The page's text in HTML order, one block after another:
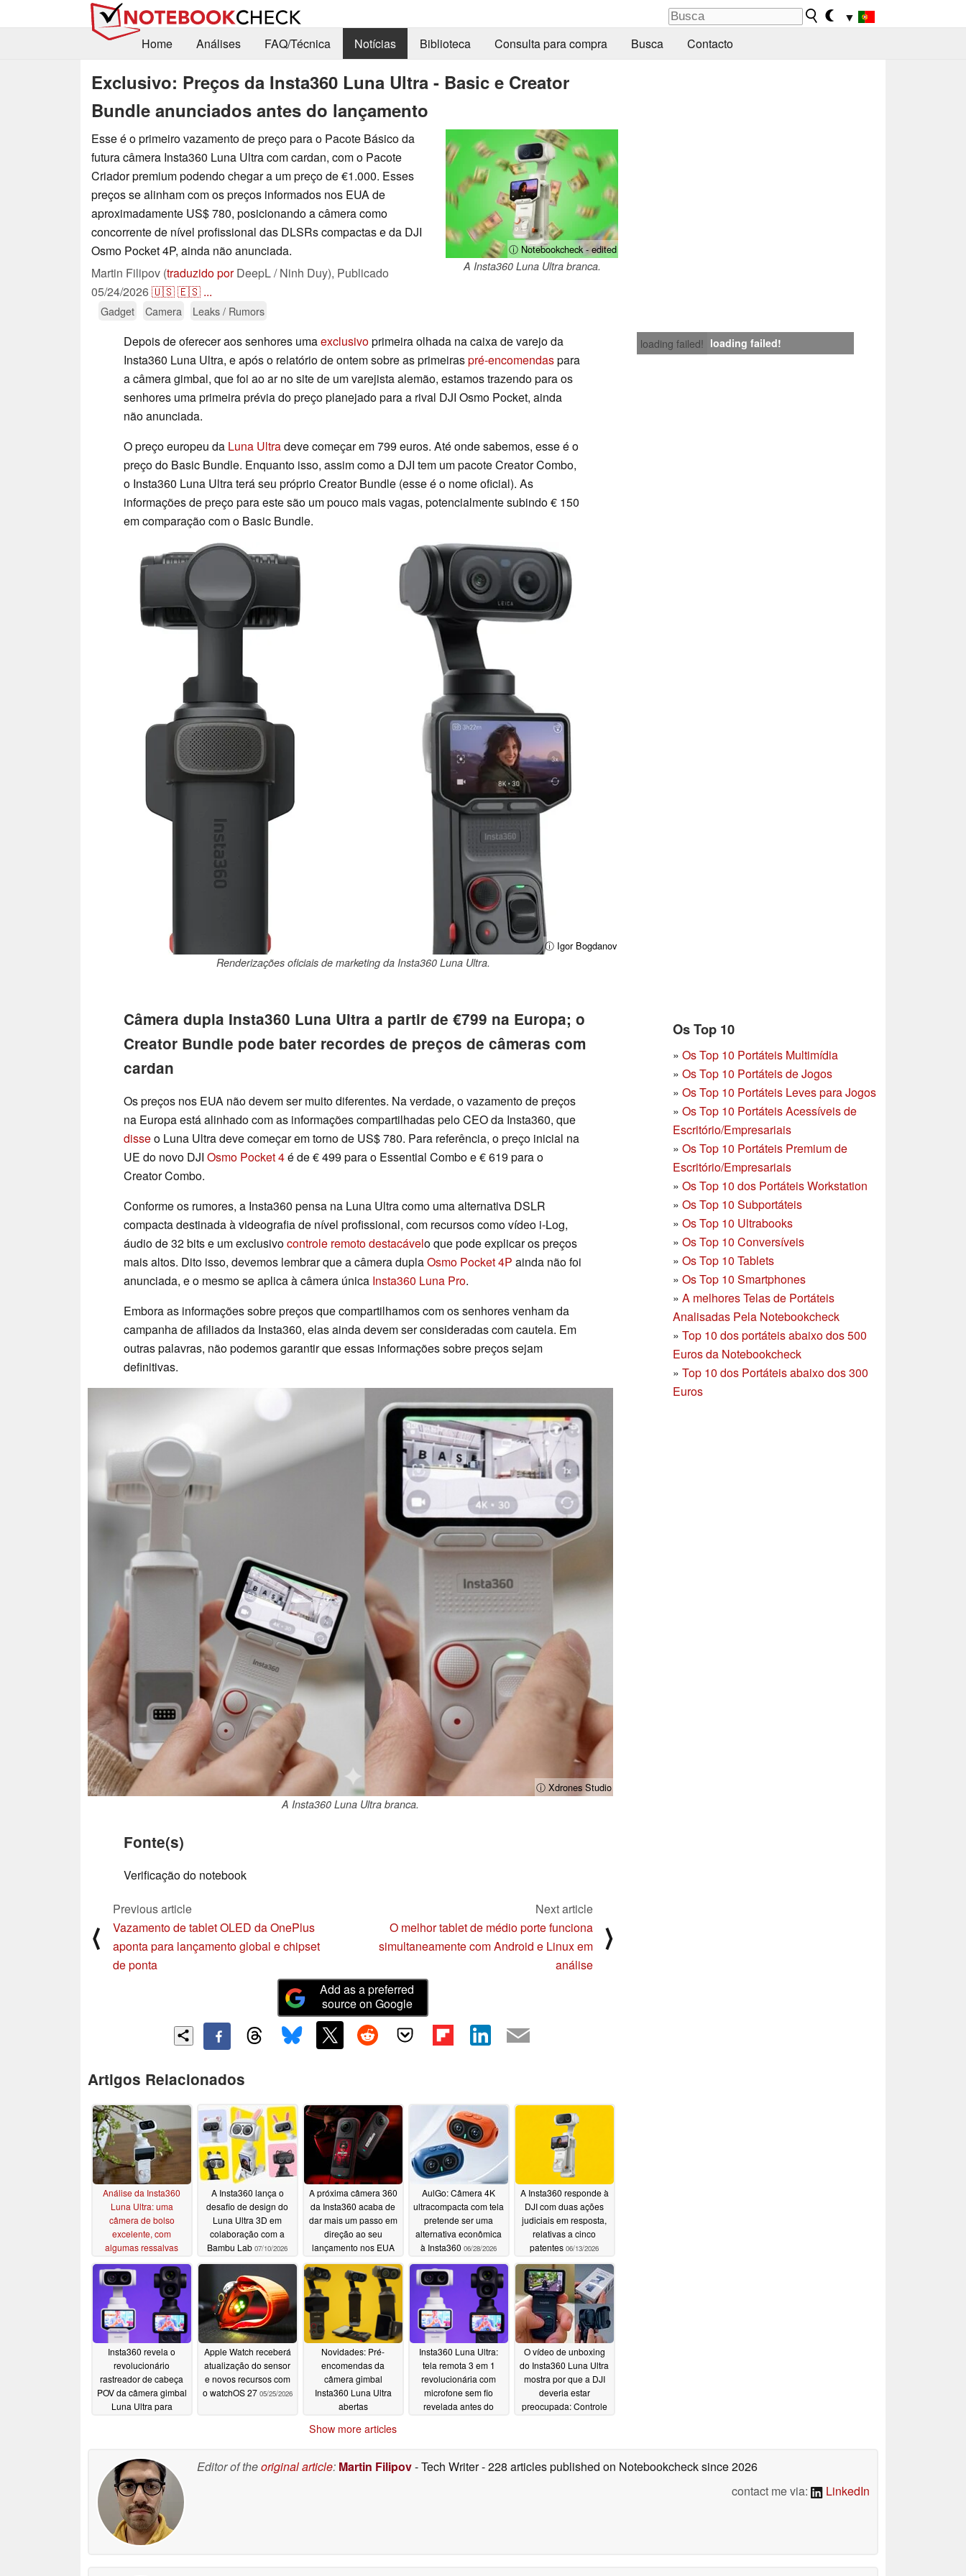
▼
Home
Análises FAQ/Técnica Notícias Biblioteca Consulta para compra Busca Contacto
Exclusivo: Preços da Insta360 Luna Ultra - Basic e Creator
Bundle anunciados antes do lançamento
ⓘ Notebookcheck - edited
A Insta360 Luna Ultra branca.
Esse é o primeiro vazamento de preço para o Pacote Básico da
futura câmera Insta360 Luna Ultra com cardan, com o Pacote
Criador premium podendo chegar a um preço de €1.000. Esses
preços se alinham com os preços informados nos EUA de
aproximadamente US$ 780, posicionando a câmera como
concorrente de nível profissional das DLSRs compactas e da DJI
Osmo Pocket 4P, ainda não anunciada.
Martin Filipov (traduzido porDeepL / Ninh Duy), Publicado
05/24/2026🇺🇸🇪🇸 ...
Gadget Camera Leaks / Rumors
loading failed! loading failed!
Depois de oferecer aos senhores umaexclusivoprimeira olhada na caixa de varejo da
Insta360 Luna Ultra, e após o relatório de ontem sobre as primeiraspré-encomendaspara
a câmera gimbal, que foi ao ar no site de um varejista alemão, estamos trazendo para os
senhores uma primeira prévia do preço planejado para a rival DJI Osmo Pocket, ainda
não anunciada.
O preço europeu da Luna Ultradeve começar em 799 euros. Até onde sabemos, esse é o
preço do Basic Bundle. Enquanto isso, assim como a DJI tem um pacote Creator Combo,
o Insta360 Luna Ultra terá seu próprio Creator Bundle (esse é o nome oficial). As
informações de preço para este são um pouco mais vagas, potencialmente subindo € 150
em comparação com o Basic Bundle.
ⓘ Igor Bogdanov
Renderizações oficiais de marketing da Insta360 Luna Ultra.
Os Top 10
» Os Top 10 Portáteis Multimídia
» Os Top 10 Portáteis de Jogos
» Os Top 10 Portáteis Leves para Jogos
» Os Top 10 Portáteis Acessíveis de
Escritório/Empresariais
» Os Top 10 Portáteis Premium de
Escritório/Empresariais
» Os Top 10 dos Portáteis Workstation
» Os Top 10 Subportáteis
» Os Top 10 Ultrabooks
» Os Top 10 Conversíveis
» Os Top 10 Tablets
» Os Top 10 Smartphones
» A melhores Telas de Portáteis
Analisadas Pela Notebookcheck
» Top 10 dos portáteis abaixo dos 500
Euros da Notebookcheck
» Top 10 dos Portáteis abaixo dos 300
Euros
Câmera dupla Insta360 Luna Ultra a partir de €799 na Europa; o
Creator Bundle pode bater recordes de preços de câmeras com
cardan
Os preços nos EUA não devem ser muito diferentes. Na verdade, o vazamento de preços
na Europa está alinhado com as informações compartilhadas pelo CEO da Insta360, que
disseo Luna Ultra deve começar em torno de US$ 780. Para referência, o preço inicial na
UE do novo DJI Osmo Pocket 4é de € 499 para o Essential Combo e € 619 para o
Creator Combo.
Conforme os rumores, a Insta360 pensa na Luna Ultra como uma alternativa DSLR
compacta destinada à videografia de nível profissional, com recursos como vídeo i-Log,
áudio de 32 bits e um exclusivocontrole remoto destacávelo que pode explicar os preços
mais altos. Dito isso, devemos lembrar que a câmera duplaOsmo Pocket 4P ainda não foi
anunciada, e o mesmo se aplica à câmera única Insta360 Luna Pro.
Embora as informações sobre preços que compartilhamos com os senhores venham da
campanha de afiliados da Insta360, elas ainda devem ser consideradas com cautela. Em
outras palavras, não podemos garantir que essas informações sobre preços sejam
definitivas.
ⓘ Xdrones Studio
A Insta360 Luna Ultra branca.
Fonte(s)
Verificação do notebook
⟨
Previous article
Vazamento de tablet OLED da OnePlus
aponta para lançamento global e chipset
de ponta
Next article
O melhor tablet de médio porte funciona
simultaneamente com Android e Linux em
análise
⟩
Add as a preferred
source on Google
Artigos Relacionados
Análise da Insta360
Luna Ultra: uma
câmera de bolso
excelente, com
algumas ressalvas
07/12/2026
A Insta360 lança o
desafio de design do
Luna Ultra 3D em
colaboração com a
Bambu Lab 07/10/2026
A próxima câmera 360
da Insta360 acaba de
dar mais um passo em
direção ao seu
lançamento nos EUA
07/07/2026
AulGo: Câmera 4K
ultracompacta com tela
pretende ser uma
alternativa econômica
à Insta360 06/28/2026
A Insta360 responde à
DJI com duas ações
judiciais em resposta,
relativas a cinco
patentes 06/13/2026
Insta360 revela o
revolucionário
rastreador de cabeça
POV da câmera gimbal
Luna Ultra para
Apple Watch receberá
atualização do sensor
e novos recursos com
o watchOS 27 05/25/2026
Novidades: Pré-
encomendas da
câmera gimbal
Insta360 Luna Ultra
abertas
especificações oficiais
05/24/2026
Insta360 Luna Ultra:
tela remota 3 em 1
revolucionária com
microfone sem fio
revelada antes do
O vídeo de unboxing
do Insta360 Luna Ultra
mostra por que a DJI
deveria estar
preocupada: Controle
Show more articles
Editor of theoriginal article: Martin Filipov- Tech Writer- 228 articles published on Notebookchecksince 2026
contact me via:
LinkedIn